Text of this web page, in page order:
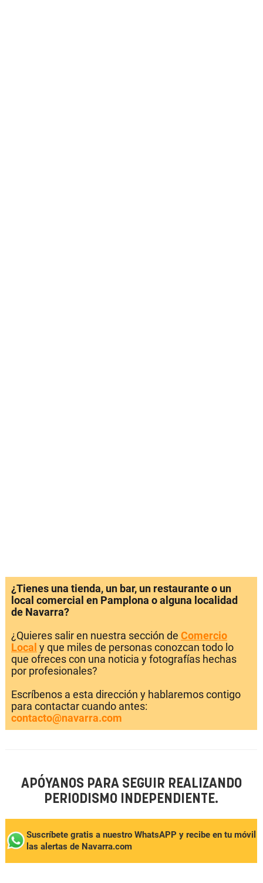
¿Tienes una tienda, un bar, un restaurante o un
local comercial en Pamplona o alguna localidad
de Navarra?
¿Quieres salir en nuestra sección de Comercio
Local y que miles de personas conozcan todo lo
que ofreces con una noticia y fotografías hechas
por profesionales?
Escríbenos a esta dirección y hablaremos contigo
para contactar cuando antes:
contacto@navarra.com
APÓYANOS PARA SEGUIR REALIZANDO
PERIODISMO INDEPENDIENTE.
Suscríbete gratis a nuestro WhatsAPP y recibe en tu móvil
las alertas de Navarra.com